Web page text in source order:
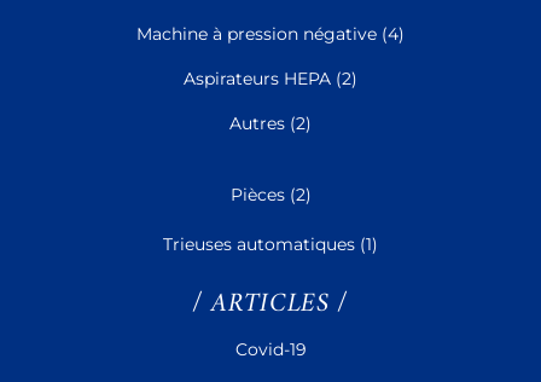
Machine à pression négative (4)
Aspirateurs HEPA (2)
Autres (2)
Pièces (2)
Trieuses automatiques (1)
/ ARTICLES /
Covid-19